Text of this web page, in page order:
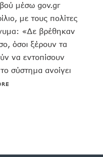
μέσω gov.gr
με τους πολίτες
«Δε βρέθηκαν
όσοι ξέρουν τα
να εντοπίσουν
σύστημα ανοίγει